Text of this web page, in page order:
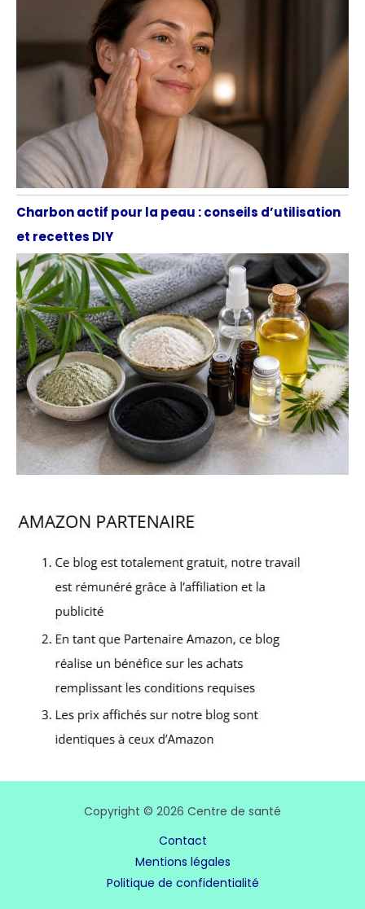
Charbon actif pour la peau : conseils d’utilisation
et recettes DIY
Copyright © 2026 Centre de santé
Contact
Mentions légales
Politique de confidentialité